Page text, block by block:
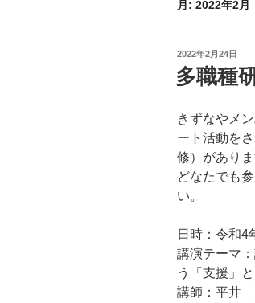
月: 2022年2月
投
稿
日:
2022年2月24日
多職種
きずなやメ
ート活動を
修）がありま
どなたでも
い。
日時：令和4
講演テーマ
う「支援」
講師：平井